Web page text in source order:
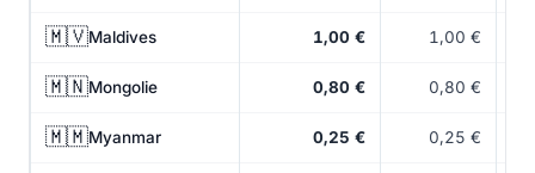
🇲🇻Maldives 1,00 € 1,00 €
🇲🇳Mongolie 0,80 € 0,80 €
🇲🇲Myanmar 0,25 € 0,25 €